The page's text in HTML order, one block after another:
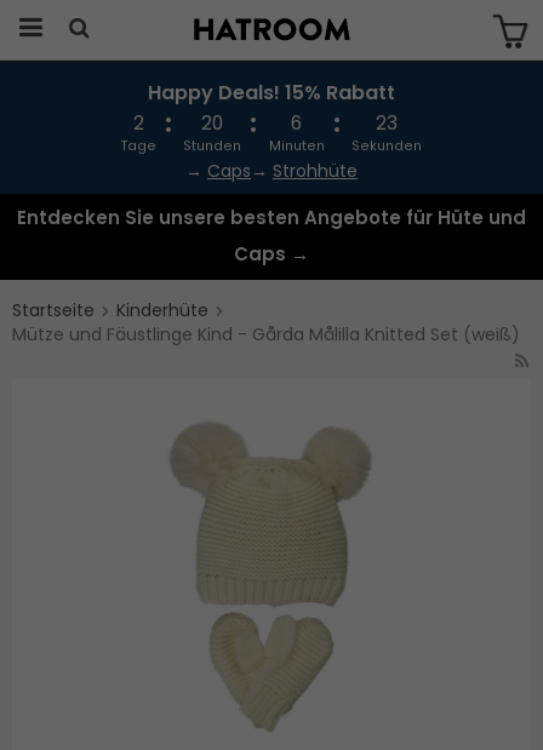
Das Produkt wurde in Ihren Warenkorb
gelegt
Happy Deals! 15% Rabatt
2
Tage
20
Stunden
6
Minuten
23
Sekunden
→ Caps → Strohhüte
Entdecken Sie unsere besten Angebote für Hüte und
Caps →
Startseite
Kinderhüte
Mütze und Fäustlinge Kind - Gårda Målilla Knitted Set (weiß)